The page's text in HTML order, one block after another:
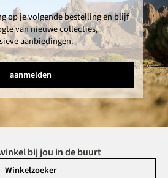
op je volgende bestelling en blijf
van nieuwe collecties,
aanbiedingen.
aanmelden
bij jou in de buurt
Winkelzoeker